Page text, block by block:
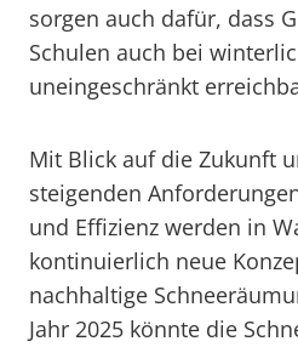
sorgen auch dafür, dass
Schulen auch bei
uneingeschränkt
Mit Blick auf die Zukunft
steigenden
und Effizienz werden in
kontinuierlich neue
nachhaltige
Jahr 2025 könnte die